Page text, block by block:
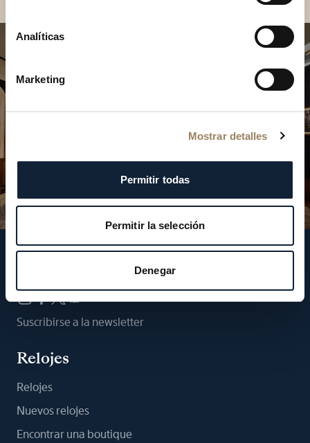
Analíticas
Marketing
Mostrar detalles
Permitir todas
Permitir la selección
Denegar
Suscribirse a la newsletter
Relojes
Relojes
Nuevos relojes
Encontrar una boutique